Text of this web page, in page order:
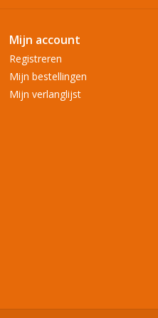
Mijn account
Registreren
Mijn bestellingen
Mijn verlanglijst